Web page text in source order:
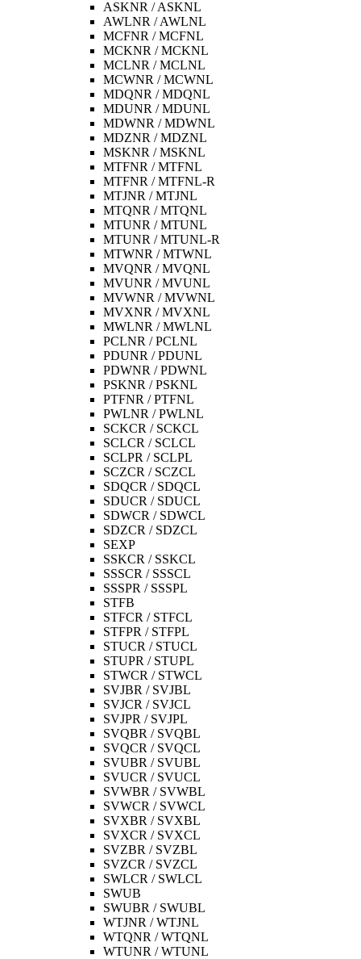
ASKNR / ASKNL
AWLNR / AWLNL
MCFNR / MCFNL
MCKNR / MCKNL
MCLNR / MCLNL
MCWNR / MCWNL
MDQNR / MDQNL
MDUNR / MDUNL
MDWNR / MDWNL
MDZNR / MDZNL
MSKNR / MSKNL
MTFNR / MTFNL
MTFNR / MTFNL-R
MTJNR / MTJNL
MTQNR / MTQNL
MTUNR / MTUNL
MTUNR / MTUNL-R
MTWNR / MTWNL
MVQNR / MVQNL
MVUNR / MVUNL
MVWNR / MVWNL
MVXNR / MVXNL
MWLNR / MWLNL
PCLNR / PCLNL
PDUNR / PDUNL
PDWNR / PDWNL
PSKNR / PSKNL
PTFNR / PTFNL
PWLNR / PWLNL
SCKCR / SCKCL
SCLCR / SCLCL
SCLPR / SCLPL
SCZCR / SCZCL
SDQCR / SDQCL
SDUCR / SDUCL
SDWCR / SDWCL
SDZCR / SDZCL
SEXP
SSKCR / SSKCL
SSSCR / SSSCL
SSSPR / SSSPL
STFB
STFCR / STFCL
STFPR / STFPL
STUCR / STUCL
STUPR / STUPL
STWCR / STWCL
SVJBR / SVJBL
SVJCR / SVJCL
SVJPR / SVJPL
SVQBR / SVQBL
SVQCR / SVQCL
SVUBR / SVUBL
SVUCR / SVUCL
SVWBR / SVWBL
SVWCR / SVWCL
SVXBR / SVXBL
SVXCR / SVXCL
SVZBR / SVZBL
SVZCR / SVZCL
SWLCR / SWLCL
SWUB
SWUBR / SWUBL
WTJNR / WTJNL
WTQNR / WTQNL
WTUNR / WTUNL